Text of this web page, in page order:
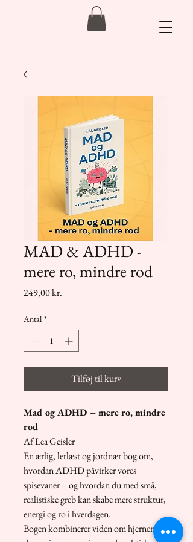
MAD & ADHD -
mere ro, mindre rod
249,00 kr.
Antal *
Tilføj til kurv
Mad og ADHD – mere ro, mindre
rod
Af Lea Geisler
En ærlig, letlæst og jordnær bog om,
hvordan ADHD påvirker vores
spisevaner – og hvordan du med små,
realistiske greb kan skabe mere struktur,
energi og ro i hverdagen.
Bogen kombinerer viden om hjernen,